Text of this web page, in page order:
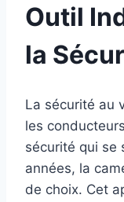
Outil
la
La sécurité au
les
sécurité qui se
années, la
de choix. Cet